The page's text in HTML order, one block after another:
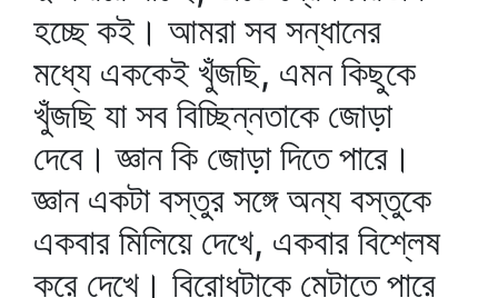
হচ্ছে কই। আমরা সব সন্ধানের
মধ্যে এককেই খুঁজছি, এমন কিছুকে
খুঁজছি যা সব বিচ্ছিন্নতাকে জোড়া
দেবে। জ্ঞান কি জোড়া দিতে পারে।
জ্ঞান একটা বস্তুর সঙ্গে অন্য বস্তুকে
একবার মিলিয়ে দেখে, একবার বিশ্লেষ
করে দেখে। বিরোধটাকে মেটাতে পারে